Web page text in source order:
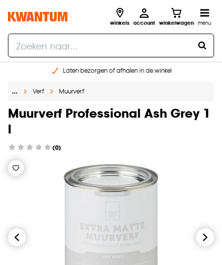
winkels account winkelwagen menu
Laten bezorgen of afhalen in de winkel
Gratis raam advies en inmeten aan huis
… Verf Muurverf
Muurverf Professional Ash Grey 1
l
(0)